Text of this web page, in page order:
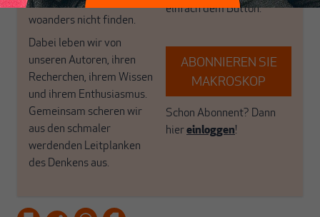
Politik, den Sie so
woanders nicht finden.
Dabei leben wir von
unseren Autoren, ihren
Recherchen, ihrem Wissen
und ihrem Enthusiasmus.
Gemeinsam scheren wir
aus den schmaler
werdenden Leitplanken
des Denkens aus.
einfach dem Button.
ABONNIEREN SIE
MAKROSKOP
Schon Abonnent? Dann
hiereinloggen!